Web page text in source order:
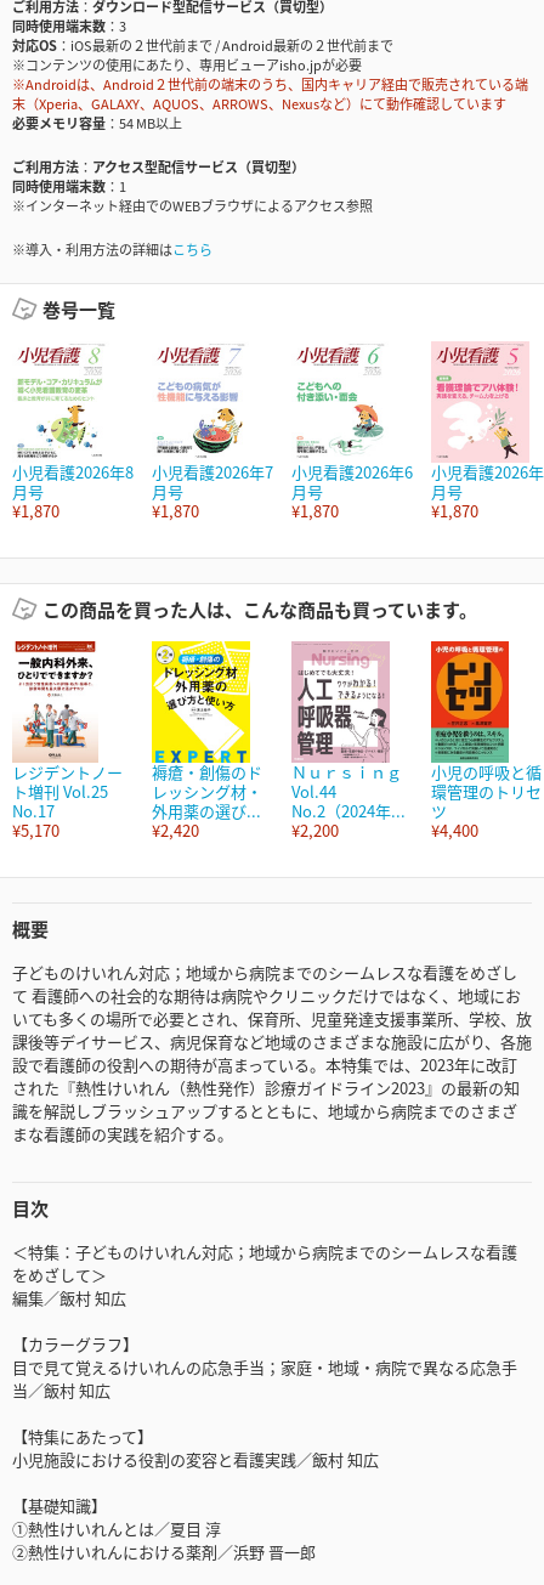
ご利用方法
ダウンロード型配信サービス（買切型）
同時使用端末数
3
対応OS
iOS最新の２世代前まで / Android最新の２世代前まで
※コンテンツの使用にあたり、専用ビューアisho.jpが必要
※Androidは、Android２世代前の端末のうち、国内キャリア経由で販売されている端
末（Xperia、GALAXY、AQUOS、ARROWS、Nexusなど）にて動作確認しています
必要メモリ容量
54 MB以上
ご利用方法
アクセス型配信サービス（買切型）
同時使用端末数
1
※インターネット経由でのWEBブラウザによるアクセス参照
※導入・利用方法の詳細はこちら
巻号一覧
小児看護2026年8
月号
¥1,870
小児看護2026年7
月号
¥1,870
小児看護2026年6
月号
¥1,870
小児看護2026
月号
¥1,870
この商品を買った人は、こんな商品も買っています。
レジデントノー
ト増刊 Vol.25
No.17
¥5,170
褥瘡・創傷のド
レッシング材・
外用薬の選び...
¥2,420
Ｎｕｒｓｉｎｇ
Vol.44
No.2（2024年...
¥2,200
小児の呼吸と循
環管理のトリセ
ツ
¥4,400
概要
⼦どものけいれん対応；地域から病院までのシームレスな看護をめざし
て 看護師への社会的な期待は病院やクリニックだけではなく、地域にお
いても多くの場所で必要とされ、保育所、児童発達支援事業所、学校、放
課後等デイサービス、病児保育など地域のさまざまな施設に広がり、各施
設で看護師の役割への期待が高まっている。本特集では、2023年に改訂
された『熱性けいれん（熱性発作）診療ガイドライン2023』の最新の知
識を解説しブラッシュアップするとともに、地域から病院までのさまざ
まな看護師の実践を紹介する。
目次
＜特集：子どものけいれん対応；地域から病院までのシームレスな看護
をめざして＞
編集／飯村 知広
【カラーグラフ】
目で見て覚えるけいれんの応急手当；家庭・地域・病院で異なる応急手
当／飯村 知広
【特集にあたって】
小児施設における役割の変容と看護実践／飯村 知広
【基礎知識】
①熱性けいれんとは／夏目 淳
②熱性けいれんにおける薬剤／浜野 晋一郎